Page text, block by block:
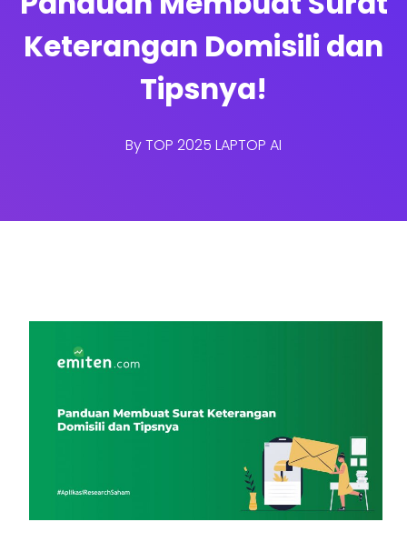
Keterangan Domisili dan
Tipsnya!
ByTOP 2025 LAPTOP AI